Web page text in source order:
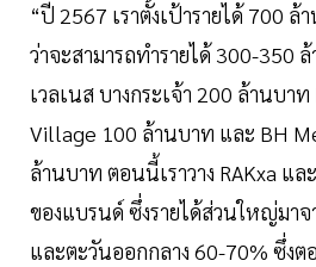
“ปี 2567 เราตั้งเป้ารายได้ 700
ว่าจะสามารถทำรายได้ 300-350
เวลเนส บางกระเจ้า 200 ล้านบา
Village 100 ล้านบาท และ BH
ล้านบาท ตอนนี้เราวาง RAKxa แ
ของแบรนด์ ซึ่งรายได้ส่วนใหญ่มาจ
และตะวันออกกลาง 60-70% ซึ่งต